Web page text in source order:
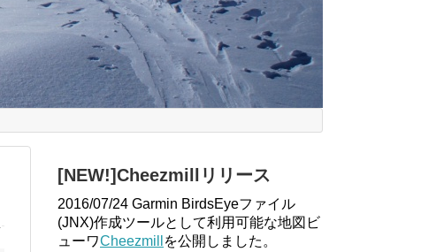
[NEW!]Cheezmillリリース
2016/07/24 Garmin BirdsEyeファイル
(JNX)作成ツールとして利用可能な地図ビ
ューワCheezmill を公開しました。